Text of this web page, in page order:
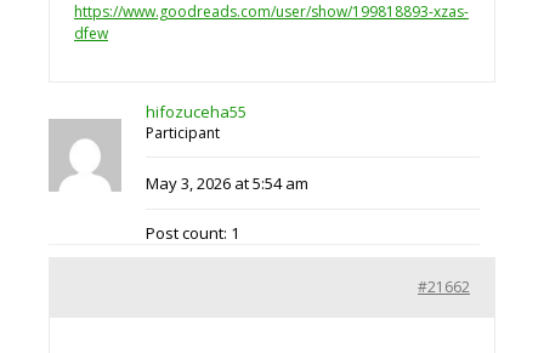
https://www.goodreads.com/user/show/199818893-xzas-
dfew
hifozuceha55
Participant
May 3, 2026 at 5:54 am
Post count: 1
#21662